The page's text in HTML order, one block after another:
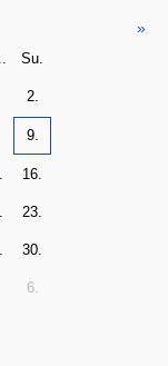
»
Su.
2.
9.
16.
23.
30.
6.